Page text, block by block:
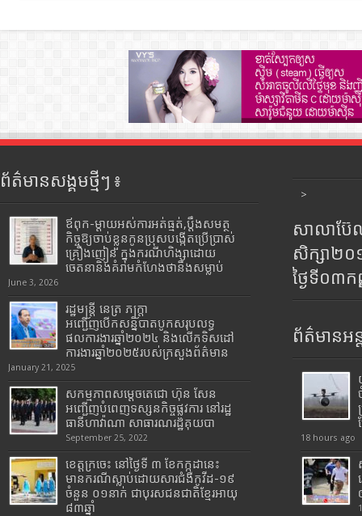
ព័ត៌មានសង្គមថ្មីៗ ៖
ឪពុក-ម្ដាយអស់ការអត់ធ្មត់,ប្ដឹងសមត្ថ
កិច្ចឱ្យចាប់ខ្លួនកូនប្រុសបង្កើតប្រើប្រាស់
គ្រឿងញៀន ក្នុងករណីហិង្សាដោយ
ចេតនានិងគំរាមកំហែងថានឹងសម្លាប់
June 3, 2026
រដ្ឋមន្រ្តី​ នេត្រ​ ភក្ត្រា​
អញ្ជើញបើកសន្និបាតបូកសរុបលទ្ធ
ផលការងារឆ្នាំ២០២៤ និងលើកទិសដៅ
ការងារឆ្នាំ២០២៥របស់​ក្រសួង​ព័ត៌មាន​
January 21, 2025
សកម្មភាពសម្តេចតេជោ ហ៊ុន សែន
អញ្ជើញបំពេញទស្សនកិច្ចផ្លូវការ នៅរដ្ឋ
ធានីហាវ៉ាណា សាធារណរដ្ឋគុយបា
September 25, 2022
ខេត្តក្រចេះ នៅថ្ងៃទី ៣ ខែកក្កដានេះ
មានករណីស្លាប់ដោយសារជំងឺកូវីដ-១៩
ចំនួន ០១នាក់ ជាបុរសជនជាតិខ្មែរអាយុ
៨៣ឆ្នាំ
>
សាលាប៊ែ
សិក្សា២
ថ្ងៃទី០៣
ព័ត៌មានអន្
18 hours ago